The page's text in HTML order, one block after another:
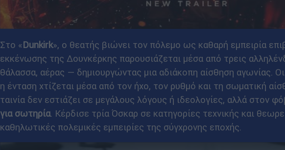
Στο «Dunkirk», ο θεατής βιώνει τον πόλεμο ως καθαρή εμπειρία
εκκένωσης της Δουνκέρκης παρουσιάζεται μέσα από τρεις
θάλασσα, αέρας — δημιουργώντας μια αδιάκοπη αίσθηση αγωνίας. Οι
η ένταση χτίζεται μέσα από τον ήχο, τον ρυθμό και τη σωματική
ταινία δεν εστιάζει σε μεγάλους λόγους ή ιδεολογίες, αλλά στον
για σωτηρία. Κέρδισε τρία Όσκαρ σε κατηγορίες τεχνικής και
καθηλωτικές πολεμικές εμπειρίες της σύγχρονης εποχής.